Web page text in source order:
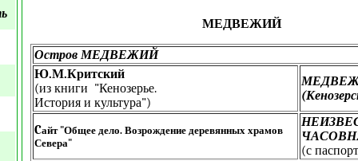
МЕДВЕЖИЙ
Остров МЕДВЕЖИЙ
Ю.М.Критский
(из книги "Кенозерье.
История и культура")
Cайт "Общее дело. Возрождение деревянных храмов
Севера"
(с